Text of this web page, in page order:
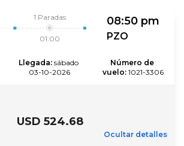
1 Paradas
01:00
08:50 pm
PZO
Llegada: sábado
03-10-2026
Número de
vuelo: 1021-3306
USD 524.68
Ocultar detalles